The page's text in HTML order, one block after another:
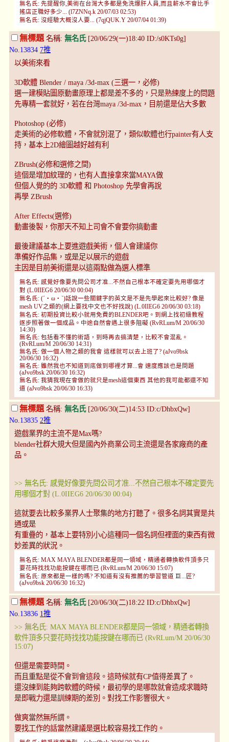
無名氏: 先提醒你,美術在台灣大多都是免洗爆肝人員,而且薪水不會比手
搖店正職好多少... (l7ZNNq.k 20/07/03 02:53)
無名氏: 沒經驗大概沒人要... (7qjQUK.Y 20/07/04 01:39)
無標題名稱: 無名氏[20/06/29(一)18:40 ID:/s0KTs0g]
No.13834 7推
以美術來看
3D軟體 Blender / maya /3d-max (三選一，必修)
選一建模貼圖原動畫原理上都是差不多的，只是熟練度上的問題
先專精一套就好，若在台灣maya /3d-max，目前還是佔大多數
Photoshop (必修)
走美術的必修軟體，不會就別混了，類似軟體也行painter有人支
持，基本上2D繪圖越好越有利
ZBrush(必修和選修之間)
這個是增加紋理的，也有人直接拿來當MAYA做
但個人覺的的 3D軟體 和 Photoshop 先學會再說
再學 ZBrush
After Effects(選修)
動畫後製，你那天不知上司會不會要你搞動畫
最後建議基本上要進遊戲美術，個人會建議你
準備好作品集，或是足以展示的遊戲
主因是目前美術還是以這兩點做為選人標準
無名氏: 感覺好像要先問公司才准...不然自己根本不確定要先用哪個才
對 (L.0IIEG6 20/06/30 00:04)
無名氏: (´・ω・`)話說一些關鍵字的英文是不是先學起來比較好? 像是
mesh UV之類的(網上要找中文也不好找說) (L.0IIEG6 20/06/30 03:18)
無名氏: 初期投資比較小就用免費的BLENDER吧。到網上找初級教程
逐步照著做一個成品。中途自然會遇上很多阻礙 (RvRLum/M 20/06/30
14:30)
無名氏: 包括看不懂的術語，到時再去搞清楚，比較不會混亂。
(RvRLum/M 20/06/30 14:31)
無名氏: 做一個人物之類的我會 這樣就可以去上班了? (aJvo9bsk
20/06/30 16:32)
無名氏: 雖然我也不知道到底做到哪裡才算...會 速度應該也是問題
(aJvo9bsk 20/06/30 16:32)
無名氏: 我猜我現在會做的就只是mesh這個東西 其他的我可能都還不知
道 (aJvo9bsk 20/06/30 16:33)
無標題 名稱: 無名氏[20/06/30(二)14:53 ID:c/DhbxQw]
No.13835 2推
遊戲業界的主流不是Max嗎?
blender社群大規大但是國內外商業公司主流還是各家廠商的產
品。
>> 無名氏: 感覺好像要先問公司才准...不然自己根本不確定要先
用哪個才對 (L.0IIEG6 20/06/30 00:04)
這就要去比較多業界人士聚集的地方打聽了。很多名詞其實是共
通或是
有重疊的，基本上要特別小心這種同一個名詞但裡面的東西有微
妙差異的狀況。
無名氏: MAX MAYA BLENDER都是同一領域，精通者轉換軟件頂多只
要花時找找功能按鍵在哪而已 (RvRLum/M 20/06/30 15:07)
無名氏: 原來都是一樣的嗎? 不知道有沒有推薦的學習管道 巨...匠?
(aJvo9bsk 20/06/30 16:32)
無標題 名稱: 無名氏[20/06/30(二)18:22 ID:c/DhbxQw]
No.13836 1推
>> 無名氏: MAX MAYA BLENDER都是同一領域，精通者轉換
軟件頂多只要花時找找功能按鍵在哪而已 (RvRLum/M 20/06/30
15:07)
但還是需要時間。
而且重點是從不會到會這段。這時候就有CP值得差異了。
還沒練到能夠跨軟體的時候，最初學的是哪款就會造成求職時
是即戰力還是訓練期的差別。對找工作影響很大。
做爽當然無所謂。
要找工作的話當然建議是選比較容易找工作的。